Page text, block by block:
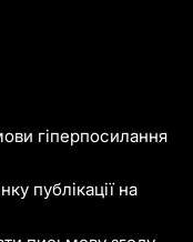
гіперпосилання
публікації на